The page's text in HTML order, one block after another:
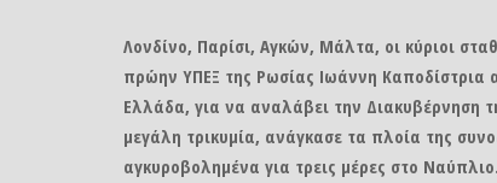
Λονδίνο, Παρίσι, Αγκών, Μάλτα, οι κύριοι
πρώην ΥΠΕΞ της Ρωσίας Ιωάννη Καποδίστρια
Ελλάδα, για να αναλάβει την Διακυβέρνηση
μεγάλη τρικυμία, ανάγκασε τα πλοία της
αγκυροβολημένα για τρεις μέρες στο